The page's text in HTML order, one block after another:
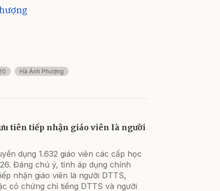
Hà Ánh Phượng
tiên tiếp nhận giáo viên là người
dụng 1.632 giáo viên các cấp học
Đáng chú ý, tỉnh áp dụng chính
nhận giáo viên là người DTTS,
có chứng chỉ tiếng DTTS và người